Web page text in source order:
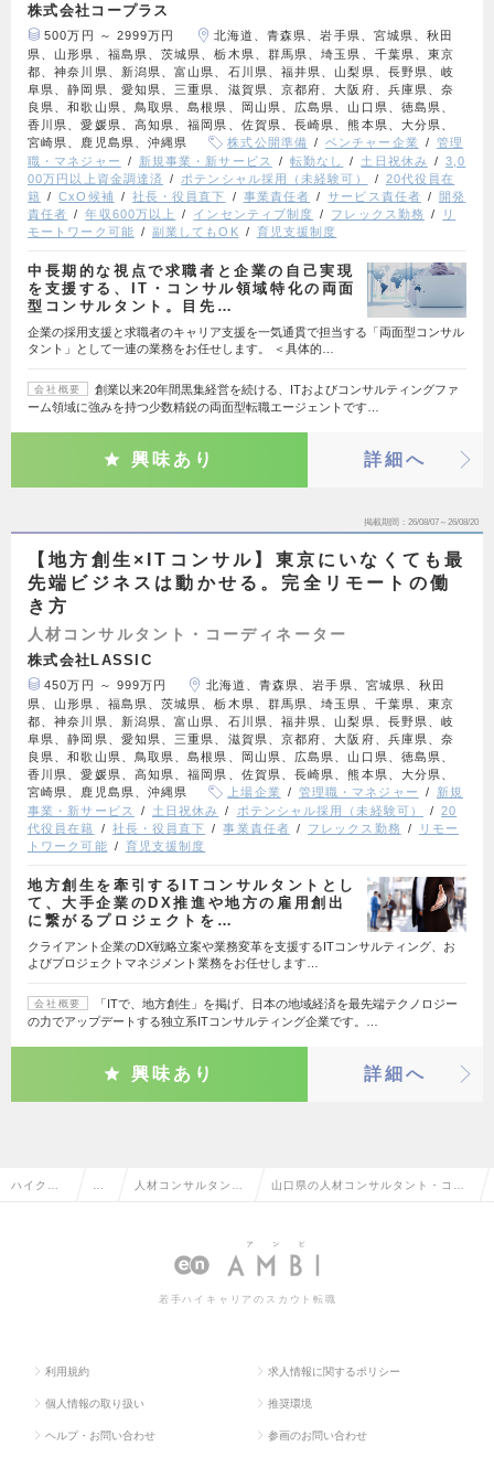
株式会社コープラス
500万円 ～ 2999万円
北海道、青森県、岩手県、宮城県、秋田
県、山形県、福島県、茨城県、栃木県、群馬県、埼玉県、千葉県、東京
都、神奈川県、新潟県、富山県、石川県、福井県、山梨県、長野県、岐
阜県、静岡県、愛知県、三重県、滋賀県、京都府、大阪府、兵庫県、奈
良県、和歌山県、鳥取県、島根県、岡山県、広島県、山口県、徳島県、
香川県、愛媛県、高知県、福岡県、佐賀県、長崎県、熊本県、大分県、
宮崎県、鹿児島県、沖縄県
株式公開準備 ベンチャー企業
管理
職・マネジャー
新規事業・新サービス 転勤なし 土日祝休み
3,0
00万円以上資金調達済
ポテンシャル採用（未経験可）
20代役員在
籍
CxO候補 社長・役員直下 事業責任者 サービス責任者
開発
責任者
年収600万以上 インセンティブ制度 フレックス勤務
リ
モートワーク可能
副業してもOK 育児支援制度
中長期的な視点で求職者と企業の自己実現
を支援する、IT・コンサル領域特化の両面
型コンサルタント。目先…
企業の採用支援と求職者のキャリア支援を一気通貫で担当する「両面型コンサル
タント」として一連の業務をお任せします。 ＜具体的…
会社概要
創業以来20年間黒集経営を続ける、ITおよびコンサルティングファ
ーム領域に強みを持つ少数精鋭の両面型転職エージェントです…
興味あり 詳細へ
掲載期間 26/08/07～26/08/20
【地方創生×ITコンサル】東京にいなくても最
先端ビジネスは動かせる。完全リモートの働
き方
人材コンサルタント・コーディネーター
株式会社LASSIC
450万円 ～ 999万円
北海道、青森県、岩手県、宮城県、秋田
県、山形県、福島県、茨城県、栃木県、群馬県、埼玉県、千葉県、東京
都、神奈川県、新潟県、富山県、石川県、福井県、山梨県、長野県、岐
阜県、静岡県、愛知県、三重県、滋賀県、京都府、大阪府、兵庫県、奈
良県、和歌山県、鳥取県、島根県、岡山県、広島県、山口県、徳島県、
香川県、愛媛県、高知県、福岡県、佐賀県、長崎県、熊本県、大分県、
宮崎県、鹿児島県、沖縄県
上場企業 管理職・マネジャー
新規
事業・新サービス
土日祝休み ポテンシャル採用（未経験可）
20
代役員在籍
社長・役員直下 事業責任者 フレックス勤務
リモー
トワーク可能
育児支援制度
地方創生を牽引するITコンサルタントとし
て、大手企業のDX推進や地方の雇用創出
に繋がるプロジェクトを…
クライアント企業のDX戦略立案や業務変革を支援するITコンサルティング、お
よびプロジェクトマネジメント業務をお任せします…
会社概要
「ITで、地方創生」を掲げ、日本の地域経済を最先端テクノロジー
の力でアップデートする独立系ITコンサルティング企業です。…
興味あり 詳細へ
ハイクラ 人材コンサルタン 山口県の人材コンサルタント・コー
若手ハイキャリアのスカウト転職
利用規約 求人情報に関するポリシー
個人情報の取り扱い 推奨環境
ヘルプ・お問い合わせ 参画のお問い合わせ